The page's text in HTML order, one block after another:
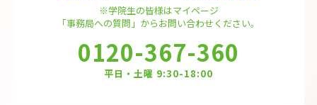
※学院生の皆様はマイページ
「事務局への質問」からお問い合わせください。
0120-367-360
平日・土曜 9:30-18:00